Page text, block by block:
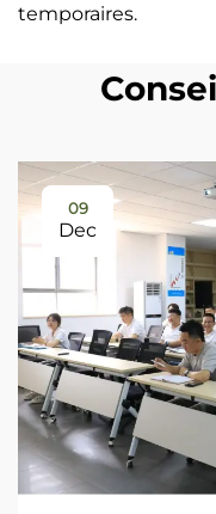
temporaires.
09
Dec